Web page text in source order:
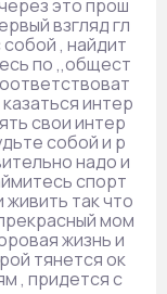
это прош
взгляд гл
, найдит
по ,,общест
интер
свои интер
собой и р
надо и
спорт
так что
мом
жизнь и
тянется ок
, придется с